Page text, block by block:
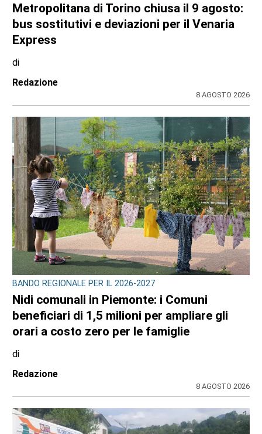
Metropolitana di Torino chiusa il 9 agosto:
bus sostitutivi e deviazioni per il Venaria
Express
di
Redazione
8 AGOSTO 2026
BANDO REGIONALE PER IL 2026-2027
Nidi comunali in Piemonte: i Comuni
beneficiari di 1,5 milioni per ampliare gli
orari a costo zero per le famiglie
di
Redazione
8 AGOSTO 2026